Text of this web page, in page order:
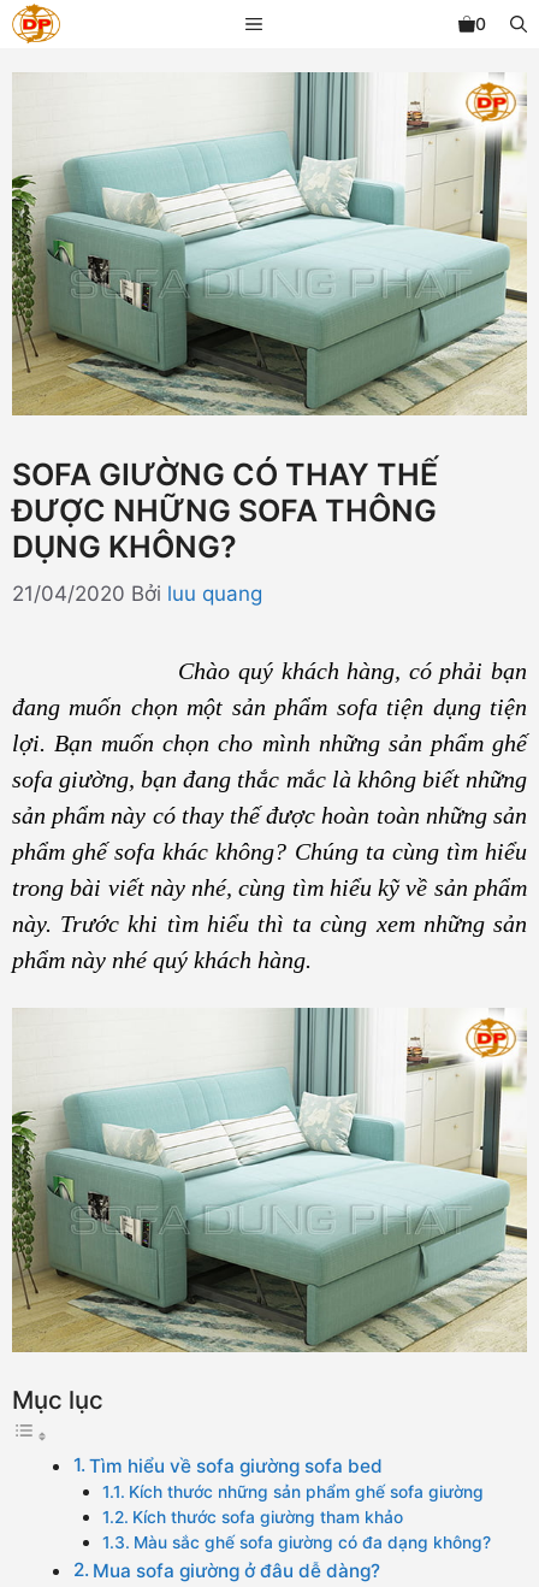
Chuyển
đến
nội
MENU 0
SOFA GIƯỜNG CÓ THAY THẾ
ĐƯỢC NHỮNG SOFA THÔNG
DỤNG KHÔNG?
21/04/2020 Bởi luu quang
Chào quý khách hàng, có phải bạn
đang muốn chọn một sản phẩm sofa tiện dụng tiện
lợi. Bạn muốn chọn cho mình những sản phẩm ghế
sofa giường, bạn đang thắc mắc là không biết những
sản phẩm này có thay thế được hoàn toàn những sản
phẩm ghế sofa khác không? Chúng ta cùng tìm hiểu
trong bài viết này nhé, cùng tìm hiểu kỹ về sản phẩm
này. Trước khi tìm hiểu thì ta cùng xem những sản
phẩm này nhé quý khách hàng.
Mục lục
Tìm hiểu về sofa giường sofa bed
Kích thước những sản phẩm ghế sofa giường
Kích thước sofa giường tham khảo
Màu sắc ghế sofa giường có đa dạng không?
Mua sofa giường ở đâu dễ dàng?